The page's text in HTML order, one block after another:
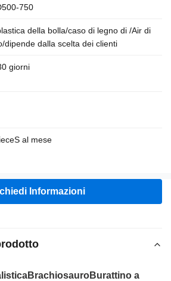
750
della bolla/caso di legno di /Air di
dipende dalla scelta dei clienti
giorni
al mese
Informazioni
BrachiosauroBurattino a